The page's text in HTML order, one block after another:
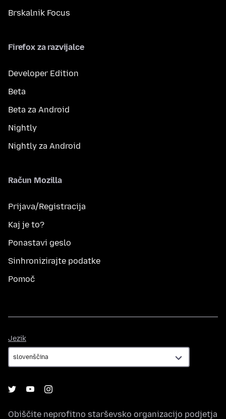
Brskalnik Focus
Firefox za razvijalce
Developer Edition
Beta
Beta za Android
Nightly
Nightly za Android
Račun Mozilla
Prijava/Registracija
Kaj je to?
Ponastavi geslo
Sinhronizirajte podatke
Pomoč
Jezik
Obiščite neprofitno starševsko organizacijo podjetja